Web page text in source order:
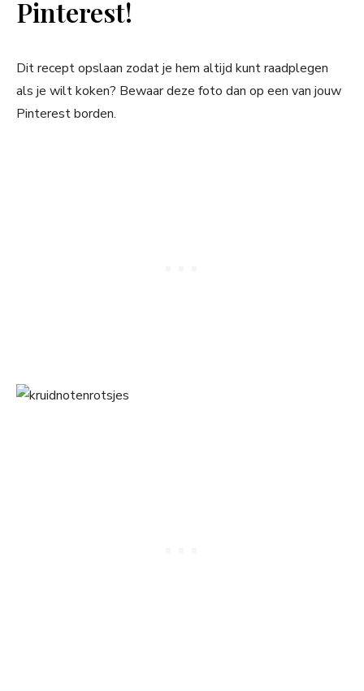
Pinterest!
Dit recept opslaan zodat je hem altijd kunt raadplegen
als je wilt koken? Bewaar deze foto dan op een van jouw
Pinterest borden.